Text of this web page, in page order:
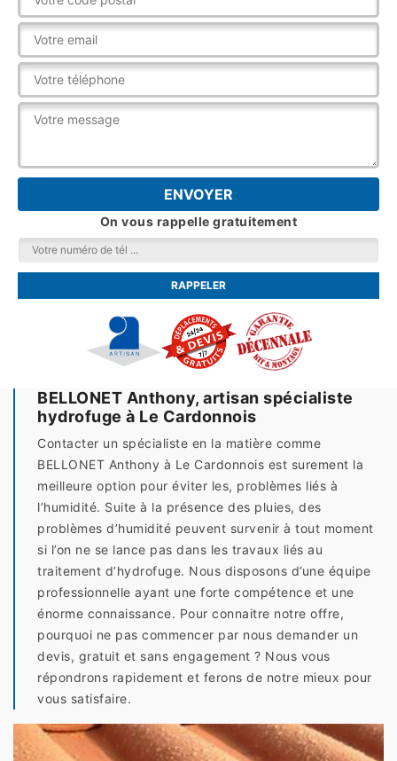
On vous rappelle gratuitement
BELLONET Anthony, artisan spécialiste
hydrofuge à Le Cardonnois
Contacter un spécialiste en la matière comme
BELLONET Anthony à Le Cardonnois est surement la
meilleure option pour éviter les, problèmes liés à
l’humidité. Suite à la présence des pluies, des
problèmes d’humidité peuvent survenir à tout moment
si l’on ne se lance pas dans les travaux liés au
traitement d’hydrofuge. Nous disposons d’une équipe
professionnelle ayant une forte compétence et une
énorme connaissance. Pour connaitre notre offre,
pourquoi ne pas commencer par nous demander un
devis, gratuit et sans engagement ? Nous vous
répondrons rapidement et ferons de notre mieux pour
vous satisfaire.